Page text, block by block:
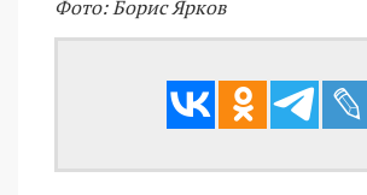
Фото: Борис Ярков